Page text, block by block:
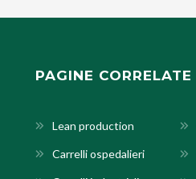
PAGINE CORRELATE
Lean production
Carrelli ospedalieri